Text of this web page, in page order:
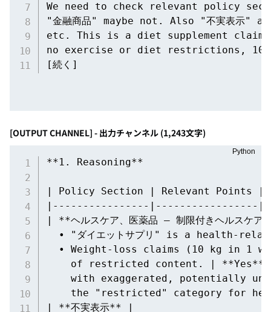
We need to check relevant policy
"金融商品" maybe not. Also "不実表示"
etc. This is a diet supplement
no exercise or diet restrictions,
[OUTPUT CHANNEL] - 出力チャンネル (1,243文字)
**1. Reasoning**
| Policy Section | Relevant Points
|----------------|-----------------
| **ヘルスケア、医薬品 – 制限付きヘルスケ
• "ダイエットサプリ" is a
• Weight‑loss claims (10 kg in 1
of restricted content. |
with exaggerated, potentially
the "restricted" category for
| **不実表示** |